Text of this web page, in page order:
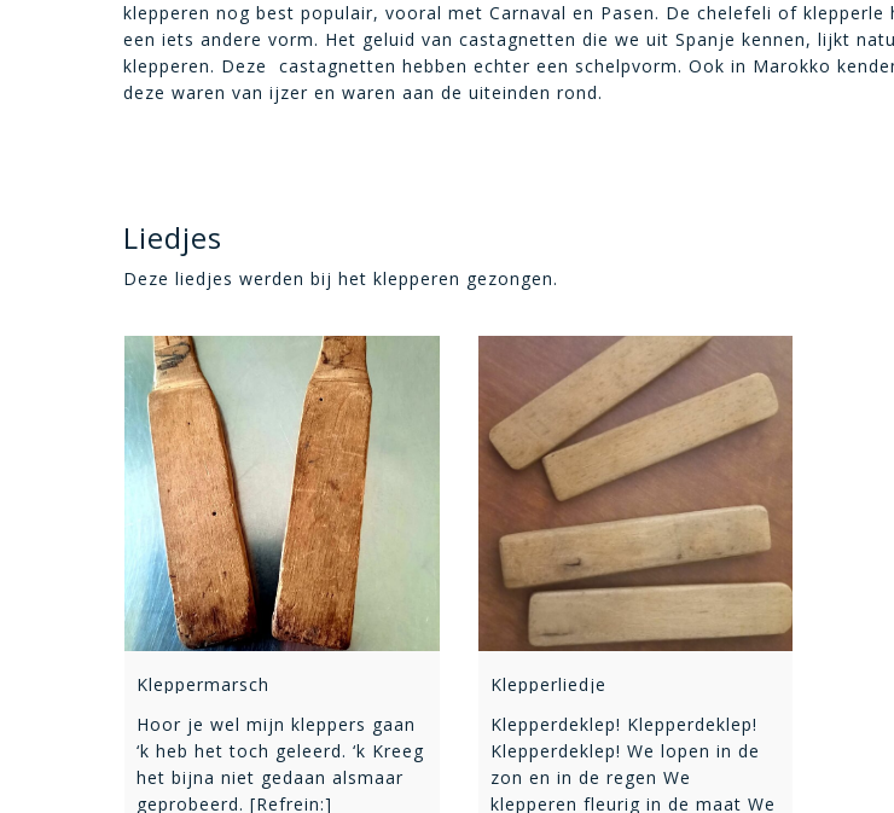
klepperen nog best populair, vooral met Carnaval en Pasen. De chelefeli of klepperle
een iets andere vorm. Het geluid van castagnetten die we uit Spanje kennen, lijkt
klepperen. Deze castagnetten hebben echter een schelpvorm. Ook in Marokko
deze waren van ijzer en waren aan de uiteinden rond.
Liedjes
Deze liedjes werden bij het klepperen gezongen.
Kleppermarsch
Hoor je wel mijn kleppers gaan
‘k heb het toch geleerd. ‘k Kreeg
het bijna niet gedaan alsmaar
geprobeerd. [Refrein:]
Klepperliedje
Klepperdeklep! Klepperdeklep!
Klepperdeklep! We lopen in de
zon en in de regen We
klepperen fleurig in de maat We